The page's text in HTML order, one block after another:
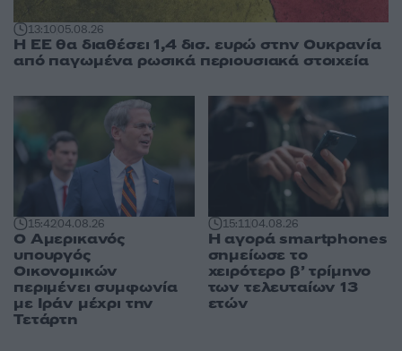
13:1005.08.26
Η ΕΕ θα διαθέσει 1,4 δισ. ευρώ στην Ουκρανία
από παγωμένα ρωσικά περιουσιακά στοιχεία
15:4204.08.26
Ο Αμερικανός
υπουργός
Οικονομικών
περιμένει συμφωνία
με Ιράν μέχρι την
Τετάρτη
15:1104.08.26
Η αγορά smartphones
σημείωσε το
χειρότερο β’ τρίμηνο
των τελευταίων 13
ετών